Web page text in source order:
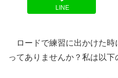
LINE
ロードで練習に出かけた時
ってありませんか？私は以下